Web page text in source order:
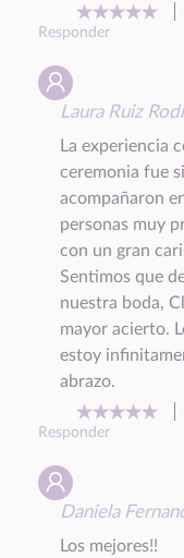
Responder
Laura Ruiz
La experiencia
ceremonia fue
acompañaron
personas muy
con un gran
Sentimos que
nuestra boda,
mayor acierto.
estoy
abrazo.
Responder
Daniela
Los mejores!!